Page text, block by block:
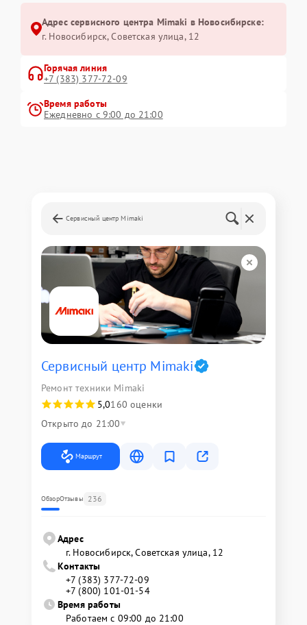
Адрес сервисного центра Mimaki в Новосибирске:
г. Новосибирск, Советская улица, 12
Горячая линия
+7 (383) 377-72-09
Время работы
Ежедневно с 9:00 до 21:00
Сервисный центр Mimaki
Сервисный центр Mimaki
Ремонт техники Mimaki
5,0160 оценки
Открыто до 21:00
Маршрут
ОбзорОтзывы 236
Адрес
г. Новосибирск, Советская улица, 12
Контакты
+7 (383) 377-72-09
+7 (800) 101-01-54
Время работы
Работаем с 09:00 до 21:00